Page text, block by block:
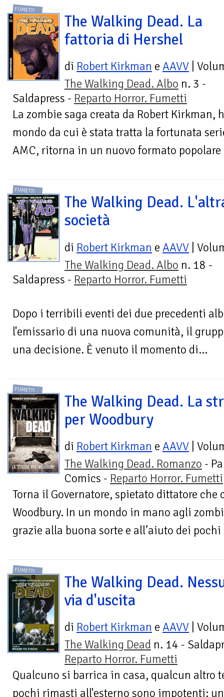
FUMETTI
The Walking Dead. La
fattoria di Hershel
di Robert Kirkman e AAVV |
The Walking Dead. Albo n. 3 -
Saldapress - Reparto Horror. Fumetti
La zombie saga creata da Robert
mondo da cui è stata tratta la fortunata
AMC, ritorna in un nuovo formato popolare
FUMETTI
The Walking Dead.
società
di Robert Kirkman e AAVV |
The Walking Dead. Albo n. 18 -
Saldapress - Reparto Horror. Fumetti
Dopo i terribili eventi dei due precedenti
l'emissario di una nuova comunità, il
una decisione. È venuto il momento di...
FUMETTI
The Walking Dead. La
per Woodbury
di Robert Kirkman e AAVV |
The Walking Dead. Romanzo -
Comics - Reparto Horror. Fumetti
Torna il Governatore, spietato dittatore
Woodbury. In un mondo in mano agli
grazie alla buona sorte e all’aiuto dei
FUMETTI
The Walking Dead.
via d'uscita
di Robert Kirkman e AAVV |
The Walking Dead n. 14 -
Reparto Horror. Fumetti
Qualcuno si barrica in casa, qualcun altro
pochi rimasti all'esterno sono impotenti: